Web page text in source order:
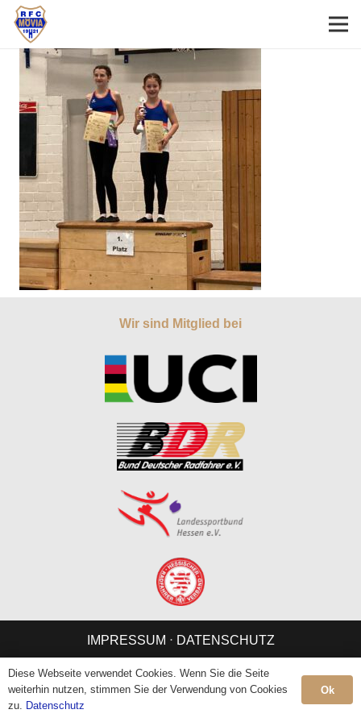
Wir sind Mitglied bei
IMPRESSUM ⋅ DATENSCHUTZ
Diese Webseite verwendet Cookies. Wenn Sie die Seite
weiterhin nutzen, stimmen Sie der Verwendung von Cookies
zu. Datenschutz
Ok